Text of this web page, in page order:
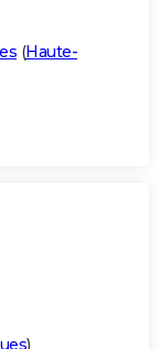
(Haute-
)